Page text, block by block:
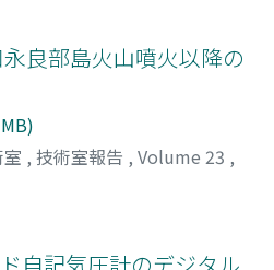
良部島火山噴火以降の
, 技術室報告 , Volume 23 ,